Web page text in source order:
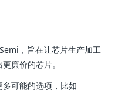
，旨在让芯片生产加工
廉价的芯片。
可能的选项，比如